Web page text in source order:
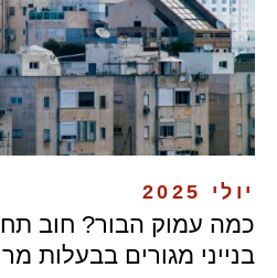
יולי 2025
כמה עמוק הבור? חוב
בנייני מגורים בבעלות